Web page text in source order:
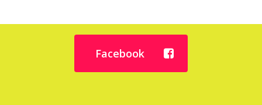
Facebook